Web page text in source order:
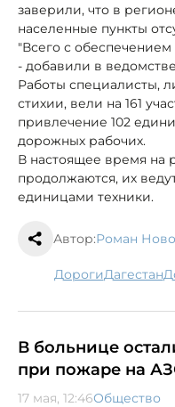
заверили, что в
населенные пункты
"Всего с обеспечением
- добавили в
Работы специалисты,
стихии, вели на 161
привлечение 102
дорожных рабочих.
В настоящее время на
продолжаются, их
единицами техники.
Автор:Роман
дороги Дагестан
В больнице
при пожаре на
17 мая, 12:46Общество